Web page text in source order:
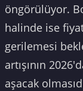
öngörülüyor.
halinde ise
gerilemesi
artışının
aşacak